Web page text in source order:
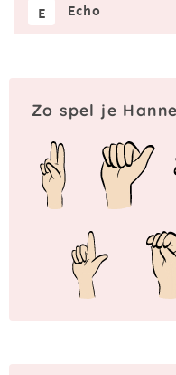
E Echo
Zo spel je